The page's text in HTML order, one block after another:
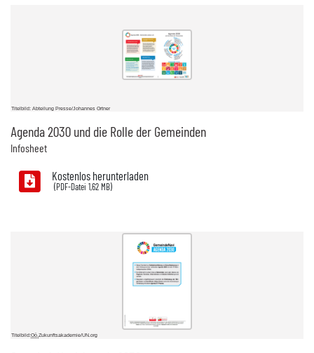
Titelbild: Abteilung Presse/Johannes Ortner
Agenda 2030 und die Rolle der Gemeinden
Infosheet
Kostenlos herunterladen
1,62 MB)
Titelbild:Oö. Zukunftsakademie/UN.org